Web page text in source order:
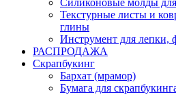
Текстурные листы и
глины
Инструмент для лепки,
РАСПРОДАЖА
Скрапбукинг
Бархат (мрамор)
Бумага для